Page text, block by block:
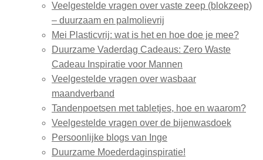
Veelgestelde vragen over vaste zeep (blokzeep)
– duurzaam en palmolievrij
Mei Plasticvrij: wat is het en hoe doe je mee?
Duurzame Vaderdag Cadeaus: Zero Waste
Cadeau Inspiratie voor Mannen
Veelgestelde vragen over wasbaar
maandverband
Tandenpoetsen met tabletjes, hoe en waarom?
Veelgestelde vragen over de bijenwasdoek
Persoonlijke blogs van Inge
Duurzame Moederdaginspiratie!